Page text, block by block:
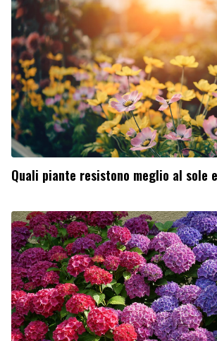
Quali piante resistono meglio al sole